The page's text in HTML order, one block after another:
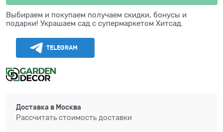
Выбираем и покупаем получаем скидки, бонусы и
подарки! Украшаем сад с супермаркетом Хитсад.
TELEGRAM
Доставка в Москва
Рассчитать стоимость доставки